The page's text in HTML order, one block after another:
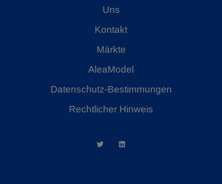
Uns
Kontakt
Märkte
AleaModel
Datenschutz-Bestimmungen
Rechtlicher Hinweis